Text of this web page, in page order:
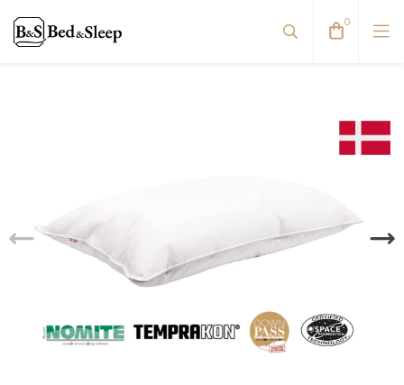
Viskoelastinės pagalvės
Natūralaus pluošto pagalvės
0